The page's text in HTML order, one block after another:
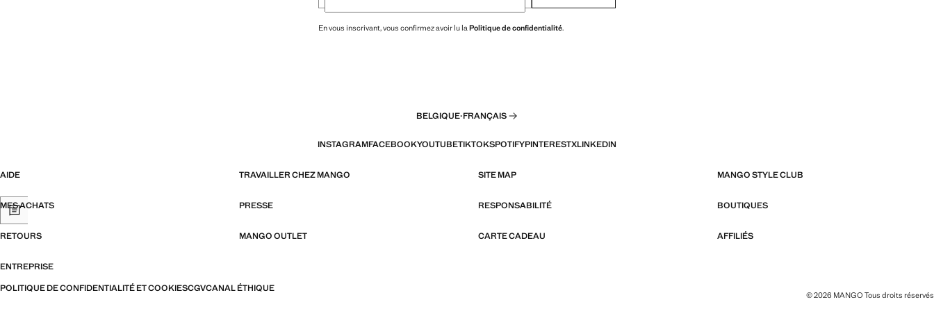
En vous inscrivant, vous confirmez avoir lu la Politique de confidentialité.
BELGIQUE·FRANÇAIS
INSTAGRAMFACEBOOKYOUTUBETIKTOKSPOTIFYPINTERESTXLINKEDIN
AIDE TRAVAILLER CHEZ MANGO SITE MAP MANGO STYLE CLUB
MES ACHATS PRESSE RESPONSABILITÉ BOUTIQUES
RETOURS MANGO OUTLET CARTE CADEAU AFFILIÉS
ENTREPRISE
POLITIQUE DE CONFIDENTIALITÉ ET COOKIESCGVCANAL ÉTHIQUE
© 2026 MANGO Tous droits réservés